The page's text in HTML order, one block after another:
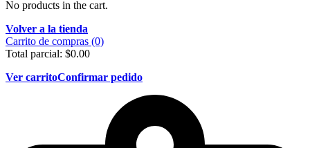
No products in the cart.
Volver a la tienda
Carrito de compras (0)
Total parcial: $0.00
Ver carritoConfirmar pedido